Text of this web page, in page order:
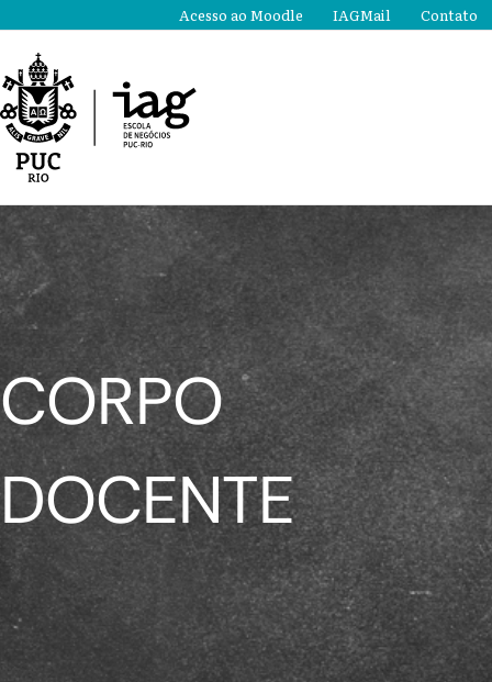
o
conteúdo
Acesso ao Moodle IAGMail Contato
CORPO
DOCENTE